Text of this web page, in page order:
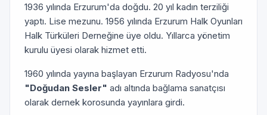
1936 yılında Erzurum'da doğdu. 20 yıl kadın terziliği
yaptı. Lise mezunu. 1956 yılında Erzurum Halk Oyunları
Halk Türküleri Derneğine üye oldu. Yıllarca yönetim
kurulu üyesi olarak hizmet etti.
1960 yılında yayına başlayan Erzurum Radyosu'nda
"Doğudan Sesler" adı altında bağlama sanatçısı
olarak dernek korosunda yayınlara girdi.